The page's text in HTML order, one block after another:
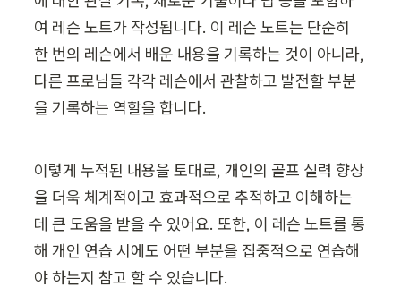
여 레슨 노트가 작성됩니다. 이 레슨 노트는 단순히
한 번의 레슨에서 배운 내용을 기록하는 것이 아니라,
다른 프로님들 각각 레슨에서 관찰하고 발전할 부분
을 기록하는 역할을 합니다.
이렇게 누적된 내용을 토대로, 개인의 골프 실력 향상
을 더욱 체계적이고 효과적으로 추적하고 이해하는
데 큰 도움을 받을 수 있어요. 또한, 이 레슨 노트를 통
해 개인 연습 시에도 어떤 부분을 집중적으로 연습해
야 하는지 참고 할 수 있습니다.